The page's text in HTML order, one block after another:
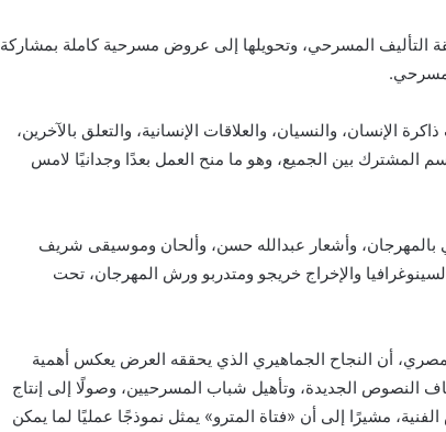
التأليف المسرحي، وتحويلها إلى عروض مسرحية كاملة بمشاركة
والنسيان، والعلاقات الإنسانية، والتعلق بالآخرين،
المشترك بين الجميع، وهو ما منح العمل بعدًا وجدانيًا لامس
بالمهرجان، وأشعار عبدالله حسن، وألحان وموسيقى شريف
والإخراج خريجو ومتدربو ورش المهرجان، تحت
أن النجاح الجماهيري الذي يحققه العرض يعكس أهمية
النصوص الجديدة، وتأهيل شباب المسرحيين، وصولًا إلى إنتاج
مشيرًا إلى أن «فتاة المترو» يمثل نموذجًا عمليًا لما يمكن